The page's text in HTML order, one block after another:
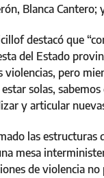
Blanca Cantero;
destacó que
del Estado
violencias, pero
solas,
y articular
las estructuras
mesa
de violencia